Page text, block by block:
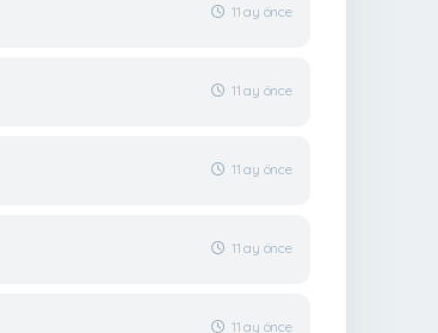
11 ay önce
11 ay önce
11 ay önce
11 ay önce
11 ay önce